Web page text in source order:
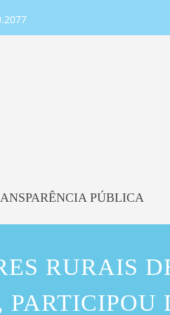
PÚBLICA
RURAIS